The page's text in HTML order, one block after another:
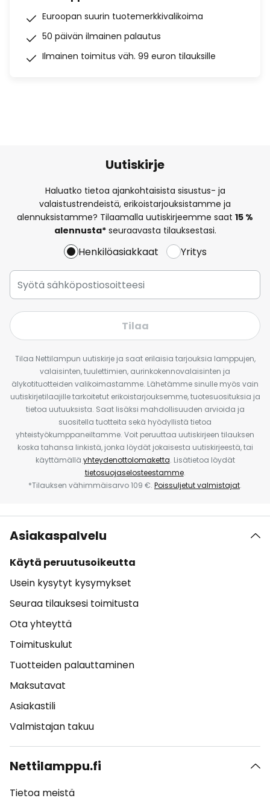
Euroopan suurin tuotemerkkivalikoima
50 päivän ilmainen palautus
Ilmainen toimitus väh. 99 euron tilauksille
Uutiskirje
Haluatko tietoa ajankohtaisista sisustus- ja
valaistustrendeistä, erikoistarjouksistamme ja
alennuksistamme? Tilaamalla uutiskirjeemme saat 15 %
alennusta*seuraavasta tilauksestasi.
Henkilöasiakkaat Yritys
Tilaa
Tilaa Nettilampun uutiskirje ja saat erilaisia tarjouksia lamppujen,
valaisinten, tuulettimien, aurinkokennovalaisinten ja
älykotituotteiden valikoimastamme. Lähetämme sinulle myös vain
uutiskirjetilaajille tarkoitetut erikoistarjouksemme, tuotesuosituksia ja
tietoa uutuuksista. Saat lisäksi mahdollisuuden arvioida ja
suositella tuotteita sekä hyödyllistä tietoa
yhteistyökumppaneiltamme. Voit peruuttaa uutiskirjeen tilauksen
koska tahansa linkistä, jonka löydät jokaisesta uutiskirjeestä, tai
käyttämällä yhteydenottolomaketta. Lisätietoa löydät
tietosuojaselosteestamme.
*Tilauksen vähimmäisarvo 109 €. Poissuljetut valmistajat.
Asiakaspalvelu
Käytä peruutusoikeutta
Usein kysytyt kysymykset
Seuraa tilauksesi toimitusta
Ota yhteyttä
Toimituskulut
Tuotteiden palauttaminen
Maksutavat
Asiakastili
Valmistajan takuu
Nettilamppu.fi
Tietoa meistä